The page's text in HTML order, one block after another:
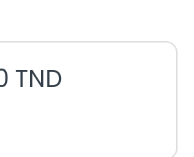
TND